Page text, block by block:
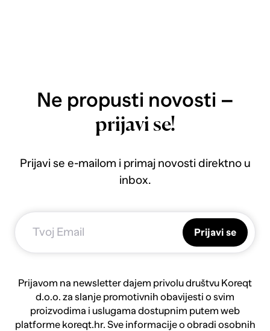
Ne propusti novosti –
prijavi se!
Prijavi se e-mailom i primaj novosti direktno u
inbox.
Prijavi se
Prijavom na newsletter dajem privolu društvu Koreqt
d.o.o. za slanje promotivnih obavijesti o svim
proizvodima i uslugama dostupnim putem web
platforme koreqt.hr. Sve informacije o obradi osobnih